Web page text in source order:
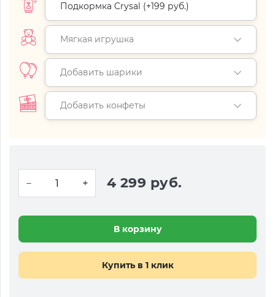
Подкормка Crysal (+199 руб.)
Мягкая игрушка
Добавить шарики
Добавить конфеты
4 299 руб.
В корзину
Купить в 1 клик